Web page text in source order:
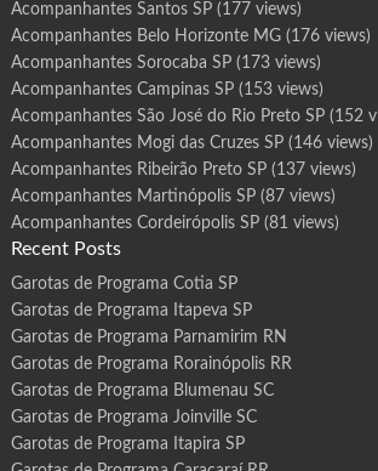
Acompanhantes Santos SP(177 views)
Acompanhantes Belo Horizonte MG(176 views)
Acompanhantes Sorocaba SP(173 views)
Acompanhantes Campinas SP(153 views)
Acompanhantes São José do Rio Preto SP(152
Acompanhantes Mogi das Cruzes SP(146 views)
Acompanhantes Ribeirão Preto SP(137 views)
Acompanhantes Martinópolis SP(87 views)
Acompanhantes Cordeirópolis SP(81 views)
Recent Posts
Garotas de Programa Cotia SP
Garotas de Programa Itapeva SP
Garotas de Programa Parnamirim RN
Garotas de Programa Rorainópolis RR
Garotas de Programa Blumenau SC
Garotas de Programa Joinville SC
Garotas de Programa Itapira SP